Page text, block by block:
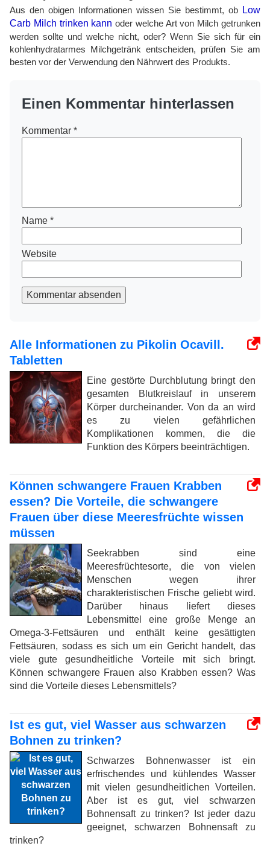
Aus den obigen Informationen wissen Sie bestimmt, ob Low
Carb Milch trinken kann oder welche Art von Milch getrunken
werden sollte und welche nicht, oder? Wenn Sie sich für ein
kohlenhydratarmes Milchgetränk entscheiden, prüfen Sie am
besten vor der Verwendung den Nährwert des Produkts.
Einen Kommentar hinterlassen
Kommentar *
Name *
Website
Kommentar absenden
Alle Informationen zu Pikolin Ocavill.
Tabletten
Eine gestörte Durchblutung bringt den
gesamten Blutkreislauf in unserem
Körper durcheinander. Von da an wird
es zu vielen gefährlichen
Komplikationen kommen, die die
Funktion des Körpers beeinträchtigen.
Können schwangere Frauen Krabben
essen? Die Vorteile, die schwangere
Frauen über diese Meeresfrüchte wissen
müssen
Seekrabben sind eine
Meeresfrüchtesorte, die von vielen
Menschen wegen ihrer
charakteristischen Frische geliebt wird.
Darüber hinaus liefert dieses
Lebensmittel eine große Menge an
Omega-3-Fettsäuren und enthält keine gesättigten
Fettsäuren, sodass es sich um ein Gericht handelt, das
viele gute gesundheitliche Vorteile mit sich bringt.
Können schwangere Frauen also Krabben essen? Was
sind die Vorteile dieses Lebensmittels?
Ist es gut, viel Wasser aus schwarzen
Bohnen zu trinken?
Schwarzes Bohnenwasser ist ein
erfrischendes und kühlendes Wasser
mit vielen gesundheitlichen Vorteilen.
Aber ist es gut, viel schwarzen
Bohnensaft zu trinken? Ist jeder dazu
geeignet, schwarzen Bohnensaft zu
trinken?